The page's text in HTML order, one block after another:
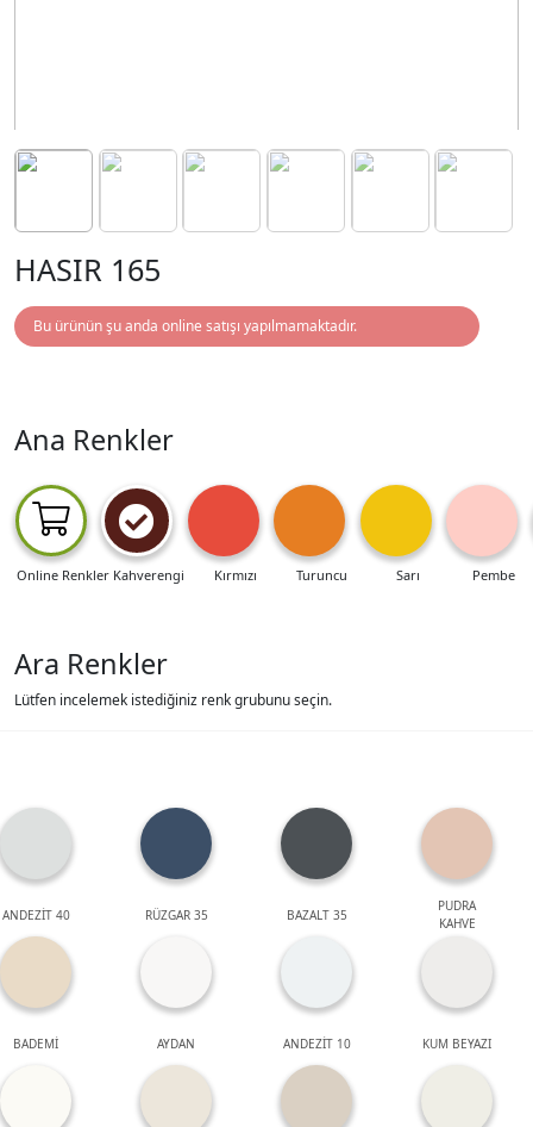
HASIR 165
Bu ürünün şu anda online satışı yapılmamaktadır.
Ana Renkler
Online Renkler Kahverengi Kırmızı Turuncu Sarı Pembe
Ara Renkler
Lütfen incelemek istediğiniz renk grubunu seçin.
ANDEZİT 40 RÜZGAR 35 BAZALT 35
PUDRA
KAHVE
BADEMİ AYDAN ANDEZİT 10 KUM BEYAZI